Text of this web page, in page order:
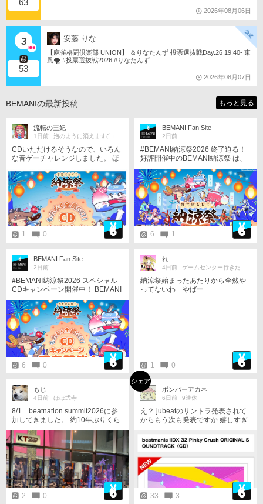
63
2026年08月06日
3
53
安藤 りな
【麻雀格闘倶楽部 UNION】 ＆りなたんず 投票選抜戦Day.26 19:40- 東
風🌪️ #投票選抜戦2026 #りなたんず
2026年08月07日
BEMANIの最新投稿 もっと見る
流転の王妃
1日前 泡のように消えます(´□｀｡)°゜
CDいただけるそうなので、いろん
な音ゲーチャレンジしました。 ほ
癖強いですね🙃
1 0
BEMANI Fan Site
2日前
#BEMANI納涼祭2026 終了迫る！
好評開催中のBEMANI納涼祭 は、
8/17 23:59まで！ 大人気の楽曲た
ちをゲットできるチャンスは後わ
ずか！ 対象機種をプレーして、イ
ベント楽曲を解禁しよう！ http://e
agate.573.jp/game/bemani/noryos
ai2026/
6 1
BEMANI Fan Site
2日前
#BEMANI納涼祭2026 スペシャル
CDキャンペーン開催中！ BEMANI
ャンペーンも開催中！ イベントの
新曲が入ったCDをゲットできるチ
ャンスは後わずか！ 対象機種をプ
レーして、CDを手に入れよう！ ht
tp://eagate.573.jp/game/bemani/n
oryosai2026/campaign/index.html
6
0
れ
4日前 ゲームセンター行きたい！
納涼祭始まったあたりから全然や
ってないわ やばー
1 0
もじ
4日前 ほほ弐寺
8/1 beatnation summit2026に参
加してきました。 約10年ぶりくら
いのサミット参戦。超久しぶりの
ライブハウス(しかも最前ブロッ
ク)。体ついていけるか不安だった
けど万全の対策をして臨んで思い
っ切り楽しんできました。 大好き
な曲や懐かしの曲を聴けてとても
楽しかったです。 最近なかなか時
間が取れなくてほとんど筐体に触
ることが出来てないけど、多分一
2 0
ボンバーアカネ
6日前 9連休
シェア
え？ jubeatのサントラ発表されて
からもう次も発表ですか 嬉しすぎ
33 3